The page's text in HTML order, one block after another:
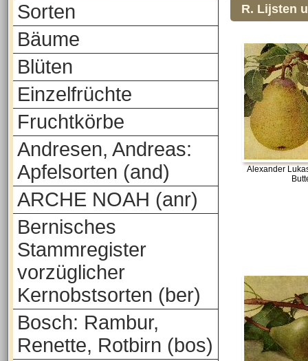
Sorten
Bäume
Blüten
Einzelfrüchte
Fruchtkörbe
Andresen, Andreas:
Apfelsorten (and)
ARCHE NOAH (anr)
Bernisches
Stammregister
vorzüglicher
Kernobstsorten (ber)
Bosch: Rambur,
Renette, Rotbirn (bos)
R. Lijsten
Alexander